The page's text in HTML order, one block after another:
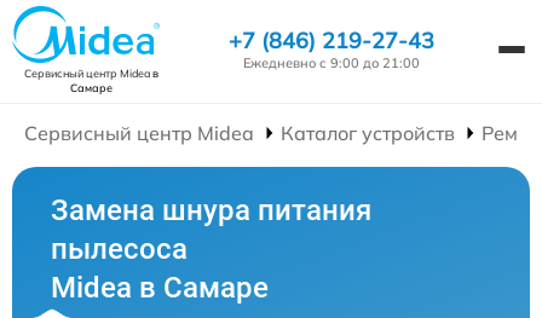
Сервисный центр Mideaв
Самаре
+7 (846) 219-27-43
Ежедневно с 9:00 до 21:00
Сервисный центр Midea Каталог устройств
Замена шнура питания
пылесоса
Midea в Самаре